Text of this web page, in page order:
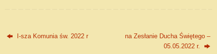
I-sza Komunia św. 2022 r
na Zesłanie Ducha Świętego –
05.05.2022 r.